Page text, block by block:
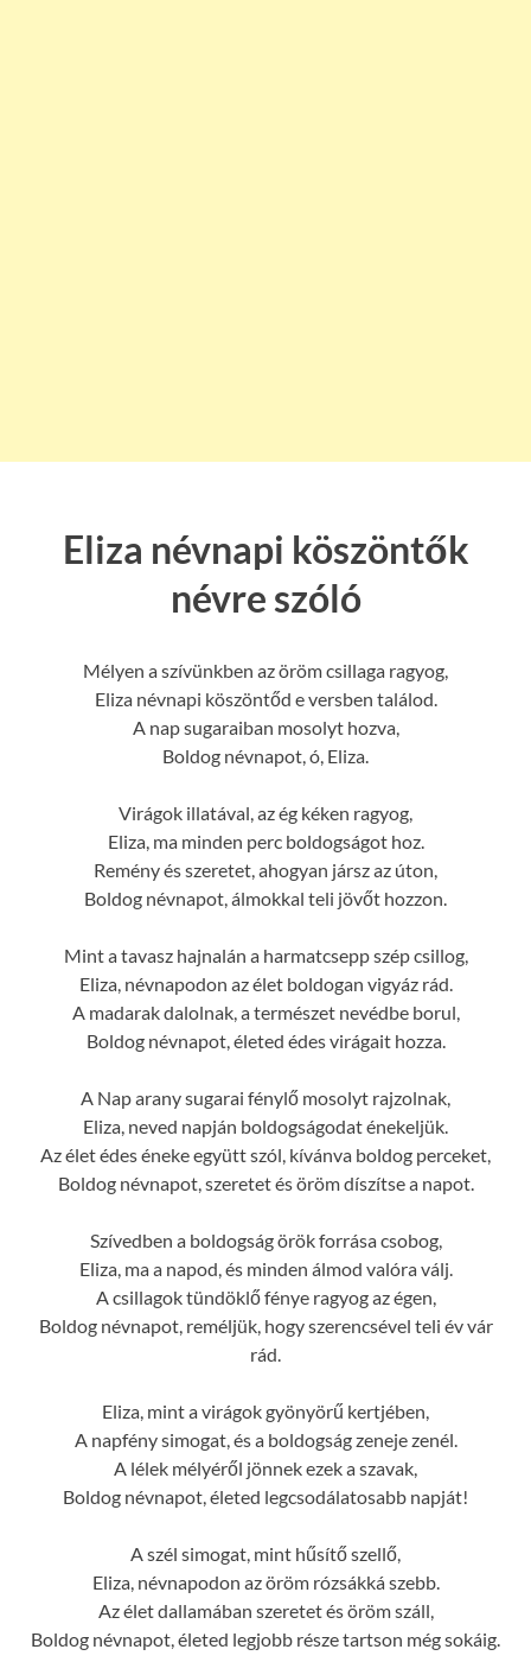
Eliza névnapi köszöntők
névre szóló
Mélyen a szívünkben az öröm csillaga ragyog,
Eliza névnapi köszöntőd e versben találod.
A nap sugaraiban mosolyt hozva,
Boldog névnapot, ó, Eliza.
Virágok illatával, az ég kéken ragyog,
Eliza, ma minden perc boldogságot hoz.
Remény és szeretet, ahogyan jársz az úton,
Boldog névnapot, álmokkal teli jövőt hozzon.
Mint a tavasz hajnalán a harmatcsepp szép csillog,
Eliza, névnapodon az élet boldogan vigyáz rád.
A madarak dalolnak, a természet nevédbe borul,
Boldog névnapot, életed édes virágait hozza.
A Nap arany sugarai fénylő mosolyt rajzolnak,
Eliza, neved napján boldogságodat énekeljük.
Az élet édes éneke együtt szól, kívánva boldog perceket,
Boldog névnapot, szeretet és öröm díszítse a napot.
Szívedben a boldogság örök forrása csobog,
Eliza, ma a napod, és minden álmod valóra válj.
A csillagok tündöklő fénye ragyog az égen,
Boldog névnapot, reméljük, hogy szerencsével teli év vár
rád.
Eliza, mint a virágok gyönyörű kertjében,
A napfény simogat, és a boldogság zeneje zenél.
A lélek mélyéről jönnek ezek a szavak,
Boldog névnapot, életed legcsodálatosabb napját!
A szél simogat, mint hűsítő szellő,
Eliza, névnapodon az öröm rózsákká szebb.
Az élet dallamában szeretet és öröm száll,
Boldog névnapot, életed legjobb része tartson még sokáig.